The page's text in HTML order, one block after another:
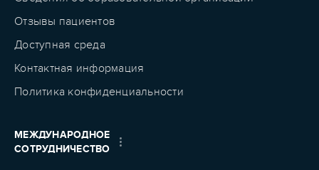
Отзывы пациентов
Доступная среда
Контактная информация
Политика конфиденциальности
МЕЖДУНАРОДНОЕ
СОТРУДНИЧЕСТВО